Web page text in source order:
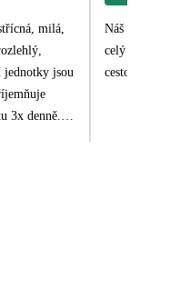
milá,
jsou
3x denně.
Pantaleu s
Náš pobyt v
celý personál
cestovní